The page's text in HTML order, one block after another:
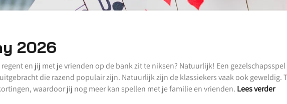
2026
en jij met je vrienden op de bank zit te niksen? Natuurlijk! Een
die razend populair zijn. Natuurlijk zijn de klassiekers vaak ook geweldig.
waardoor jij nog meer kan spellen met je familie en vrienden. Lees verder